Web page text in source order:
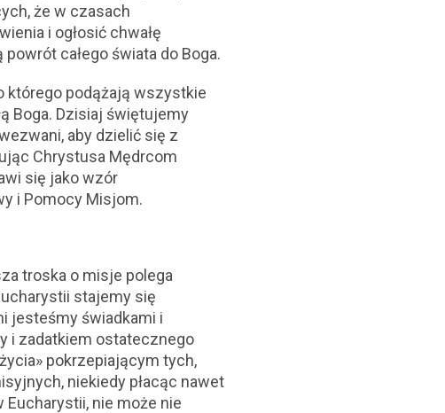
że w czasach
i ogłosić chwałę
całego świata do Boga.
którego podążają wszystkie
Boga. Dzisiaj świętujemy
aby dzielić się z
Chrystusa Mędrcom
się jako wzór
i Pomocy Misjom.
troska o misje polega
stajemy się
jesteśmy świadkami i
i zadatkiem ostatecznego
pokrzepiającym tych,
niekiedy płacąc nawet
nie może nie